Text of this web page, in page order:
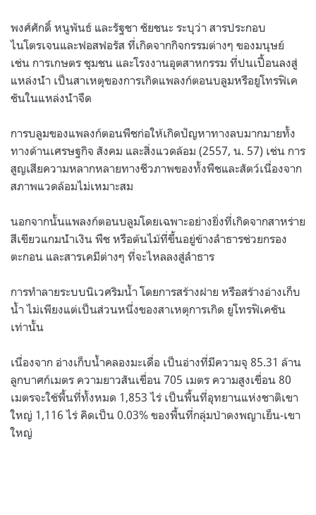
พงศ์ศักดิ์ หนูพันธ์ และรัฐชา ชัยชนะ ระบุว่า สารประกอบ
ไนโตรเจนและฟอสฟอรัส ที่เกิดจากกิจกรรมต่างๆ ของมนุษย์
เช่น การเกษตร ชุมชน และโรงงานอุตสาหกรรม ที่ปนเปื้อนลงสู่
แหล่งน้ํา เป็นสาเหตุของการเกิดแพลงก์ตอนบลูมหรือยูโทรฟิเค
ชันในแหล่งน้ําจืด
การบลูมของแพลงก์ตอนพืชก่อให้เกิดปัญหาทางลบมากมายทั้ง
ทางด้านเศรษฐกิจ สังคม และสิ่งแวดล้อม (2557, น. 57) เช่น การ
สูญเสียความหลากหลายทางชีวภาพของทั้งพืชและสัตว์เนื่องจาก
สภาพแวดล้อมไม่เหมาะสม
นอกจากนั้นแพลงก์ตอนบลูมโดยเฉพาะอย่างยิ่งที่เกิดจากสาหร่าย
สีเขียวแกมน้ําเงิน พืช หรือต้นไม้ที่ขึ้นอยู่ข้างลำธารช่วยกรอง
ตะกอน และสารเคมีต่างๆ ที่จะไหลลงสู่ลำธาร
การทำลายระบบนิเวศริมน้ำ โดยการสร้างฝาย หรือสร้างอ่างเก็บ
น้ำ ไม่เพียงแต่เป็นส่วนหนึ่งของสาเหตุการเกิด ยูโทรฟิเคชัน
เท่านั้น
เนื่องจาก อ่างเก็บน้ำคลองมะเดื่อ เป็นอ่างที่มีความจุ 85.31 ล้าน
ลูกบาศก์เมตร ความยาวสันเขื่อน 705 เมตร ความสูงเขื่อน 80
เมตรจะใช้พื้นที่ทั้งหมด 1,853 ไร่ เป็นพื้นที่อุทยานแห่งชาติเขา
ใหญ่ 1,116 ไร่ คิดเป็น 0.03% ของพื้นที่กลุ่มป่าดงพญาเย็น-เขา
ใหญ่